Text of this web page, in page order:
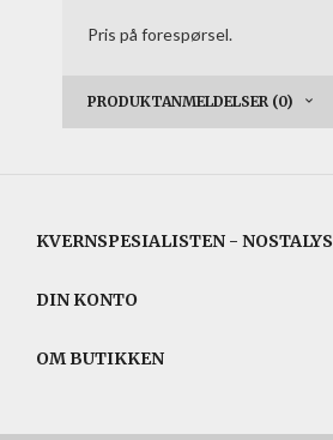
Pris på forespørsel.
PRODUKTANMELDELSER (0)
KVERNSPESIALISTEN - NOSTALYS
DIN KONTO
OM BUTIKKEN